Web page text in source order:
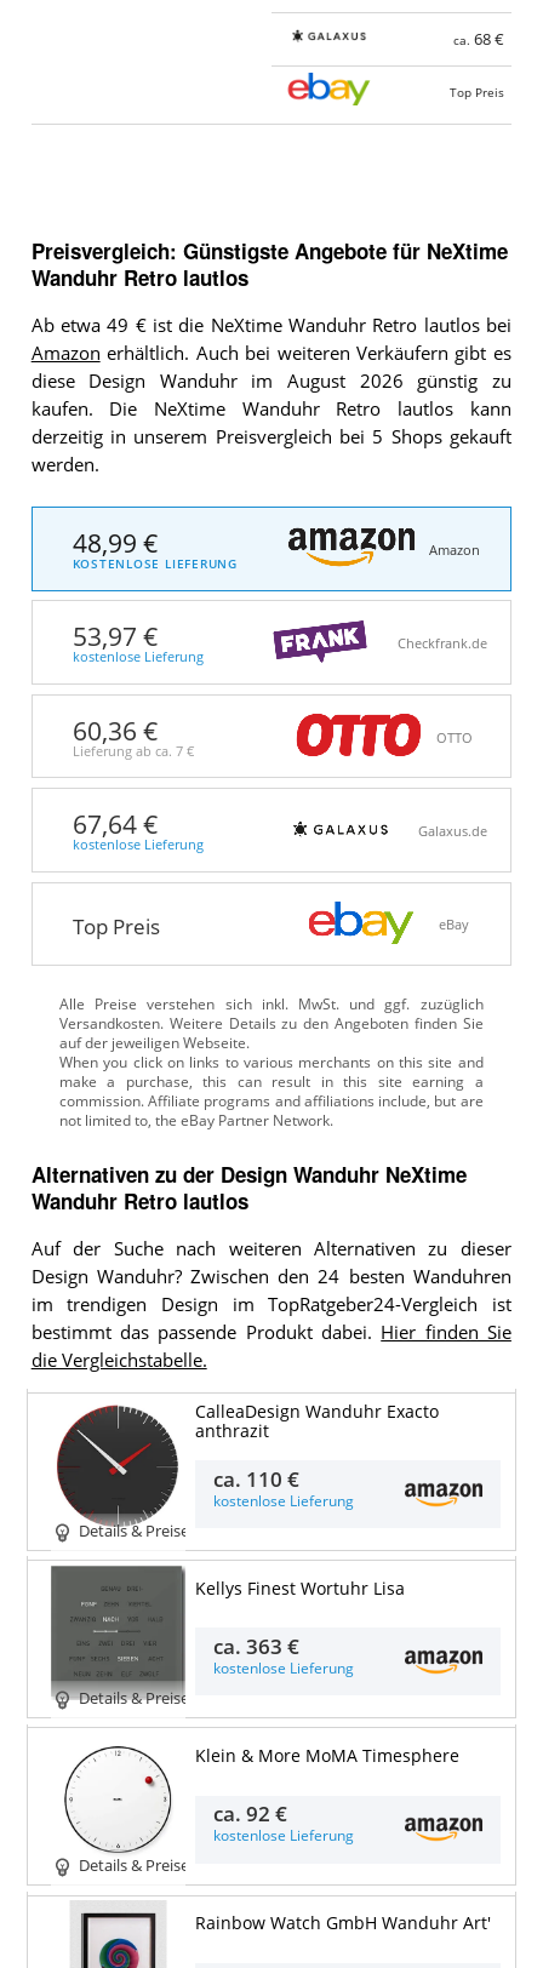
ca. 68 €
Top Preis
Preisvergleich: Günstigste Angebote für NeXtime
Wanduhr Retro lautlos
Ab etwa 49 € ist die NeXtime Wanduhr Retro lautlos bei
Amazon erhältlich. Auch bei weiteren Verkäufern gibt es
diese Design Wanduhr im August 2026 günstig zu
kaufen. Die NeXtime Wanduhr Retro lautlos kann
derzeitig in unserem Preisvergleich bei 5 Shops gekauft
werden.
48,99 €
KOSTENLOSE LIEFERUNG
Amazon
53,97 €
kostenlose Lieferung
Checkfrank.de
60,36 €
Lieferung ab ca. 7 €
OTTO
67,64 €
kostenlose Lieferung
Galaxus.de
Top Preis eBay
Alle Preise verstehen sich inkl. MwSt. und ggf. zuzüglich
Versandkosten. Weitere Details zu den Angeboten finden Sie
auf der jeweiligen Webseite.
Alternativen zu der Design Wanduhr NeXtime
Wanduhr Retro lautlos
Auf der Suche nach weiteren Alternativen zu dieser
Design Wanduhr? Zwischen den 24 besten Wanduhren
im trendigen Design im TopRatgeber24-Vergleich ist
bestimmt das passende Produkt dabei. Hier finden Sie
die Vergleichstabelle.
Details & Preise
CalleaDesign Wanduhr Exacto
anthrazit
ca. 110 €
kostenlose Lieferung
Details & Preise
Kellys Finest Wortuhr Lisa
ca.363 €
kostenlose Lieferung
Details & Preise
Klein & More MoMA Timesphere
ca.92 €
kostenlose Lieferung
Rainbow Watch GmbH Wanduhr Art'